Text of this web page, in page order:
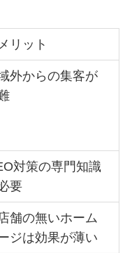
リット
外からの集客が
対策の専門知識
要
舗の無いホーム
ジは効果が薄い